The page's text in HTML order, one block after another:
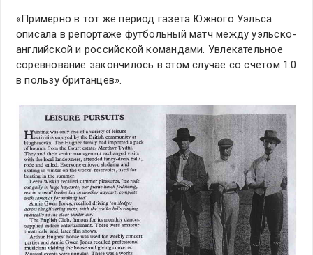
«Примерно в тот же период газета Южного Уэльса
описала в репортаже футбольный матч между уэльско-
английской и российской командами. Увлекательное
соревнование закончилось в этом случае со счетом 1:0
в пользу британцев».